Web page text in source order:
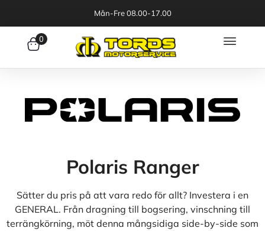
Mån-Fre 08.00-17.00
0
Polaris Ranger
Sätter du pris på att vara redo för allt? Investera i en
GENERAL. Från dragning till bogsering, vinschning till
terrängkörning, möt denna mångsidiga side-by-side som